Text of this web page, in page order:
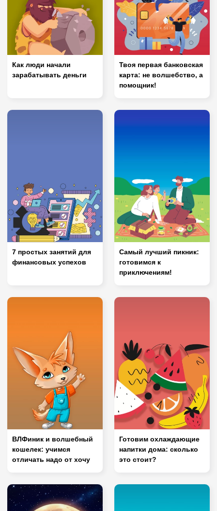
Как люди начали
зарабатывать деньги
Твоя первая банковская
карта: не волшебство, а
помощник!
7 простых занятий для
финансовых успехов
Самый лучший пикник:
готовимся к
приключениям!
ВЛФиник и волшебный
кошелек: учимся
отличать надо от хочу
Готовим охлаждающие
напитки дома: сколько
это стоит?